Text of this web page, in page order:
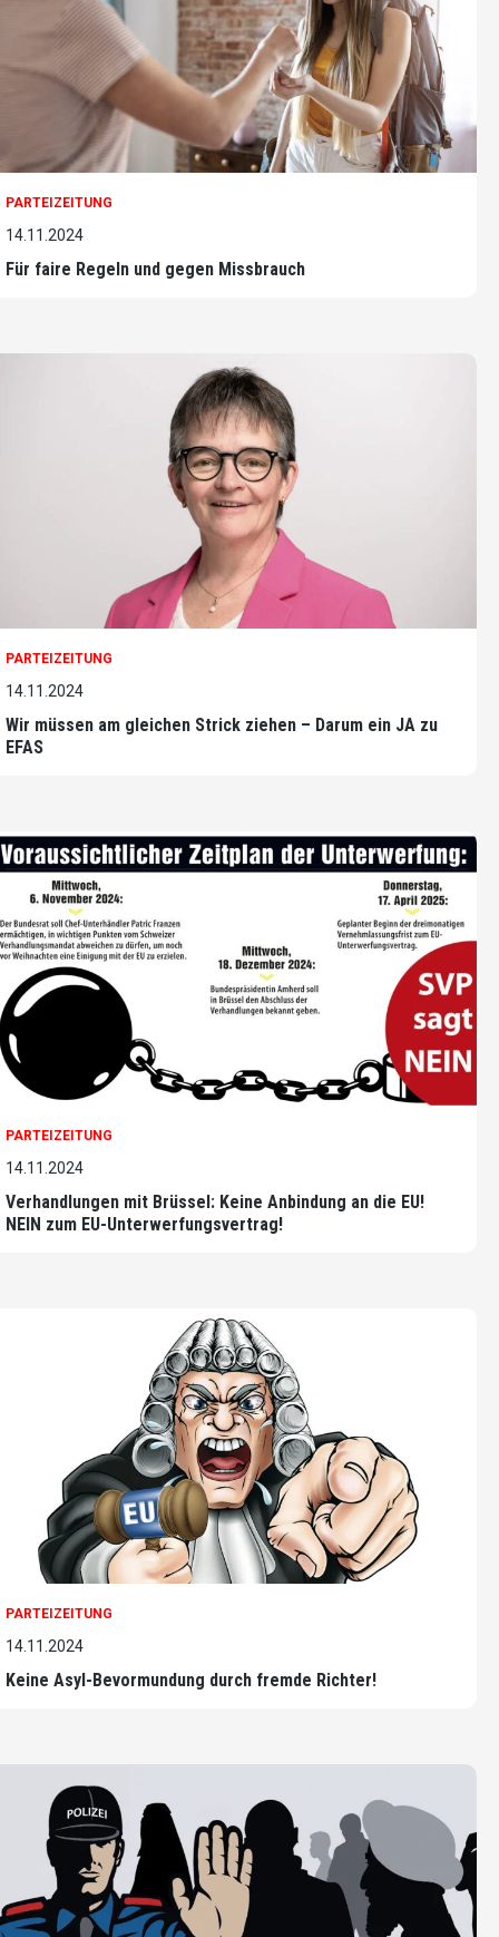
PARTEIZEITUNG
14.11.2024
Für faire Regeln und gegen Missbrauch
PARTEIZEITUNG
14.11.2024
Wir müssen am gleichen Strick ziehen – Darum ein JA zu
EFAS
PARTEIZEITUNG
14.11.2024
Verhandlungen mit Brüssel: Keine Anbindung an die EU!
NEIN zum EU-Unterwerfungsvertrag!
PARTEIZEITUNG
14.11.2024
Keine Asyl-Bevormundung durch fremde Richter!